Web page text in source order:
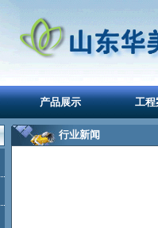
产品展示 工程
行业新闻